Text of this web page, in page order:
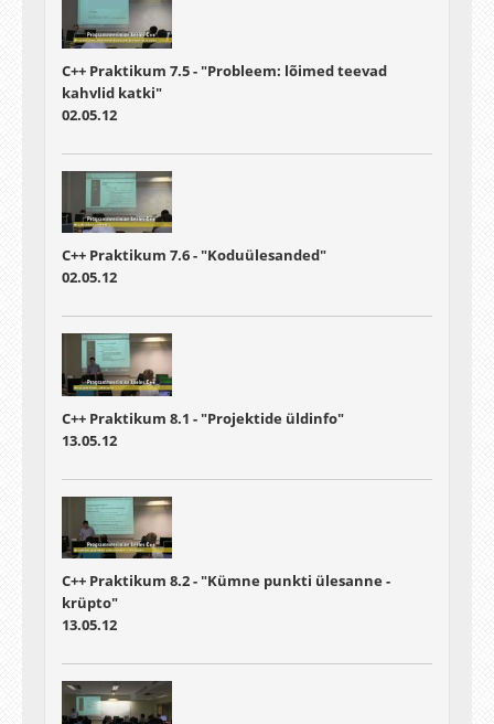
C++ Praktikum 7.5 - "Probleem: lõimed teevad
kahvlid katki"
02.05.12
C++ Praktikum 7.6 - "Koduülesanded"
02.05.12
C++ Praktikum 8.1 - "Projektide üldinfo"
13.05.12
C++ Praktikum 8.2 - "Kümne punkti ülesanne -
krüpto"
13.05.12